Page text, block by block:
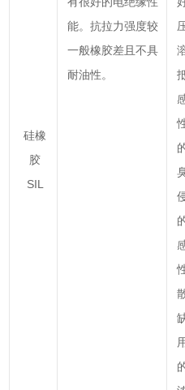
硅橡
胶
SIL
能。抗拉力强度较
一般橡胶差且不具
耐油性。